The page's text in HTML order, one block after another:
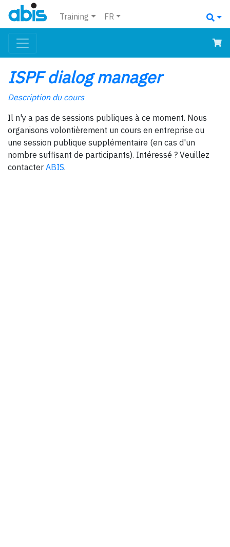
Training FR
ISPF dialog manager
Description du cours
Il n'y a pas de sessions publiques à ce moment. Nous
organisons volontièrement un cours en entreprise ou
une session publique supplémentaire (en cas d'un
nombre suffisant de participants). Intéressé ? Veuillez
contacter ABIS.